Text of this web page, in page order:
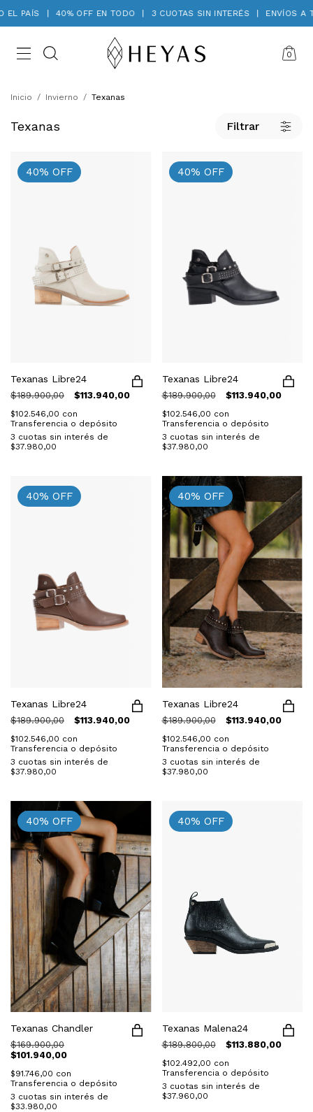
| 40% OFF EN TODO | 3 CUOTAS SIN INTERÉS | ENVÍOS A
0
Inicio / Invierno / Texanas
Texanas Filtrar
40% OFF
Texanas Libre24
$189.900,00 $113.940,00
$102.546,00 con
Transferencia o depósito
3 cuotas sin interés de
$37.980,00
40% OFF
Texanas Libre24
$189.900,00 $113.940,00
$102.546,00 con
Transferencia o depósito
3 cuotas sin interés de
$37.980,00
40% OFF
Texanas Libre24
$189.900,00 $113.940,00
$102.546,00 con
Transferencia o depósito
3 cuotas sin interés de
$37.980,00
40% OFF
Texanas Libre24
$189.900,00 $113.940,00
$102.546,00 con
Transferencia o depósito
3 cuotas sin interés de
$37.980,00
40% OFF
Texanas Chandler
$169.900,00
$101.940,00
$91.746,00 con
Transferencia o depósito
3 cuotas sin interés de
$33.980,00
40% OFF
Texanas Malena24
$189.800,00 $113.880,00
$102.492,00 con
Transferencia o depósito
3 cuotas sin interés de
$37.960,00